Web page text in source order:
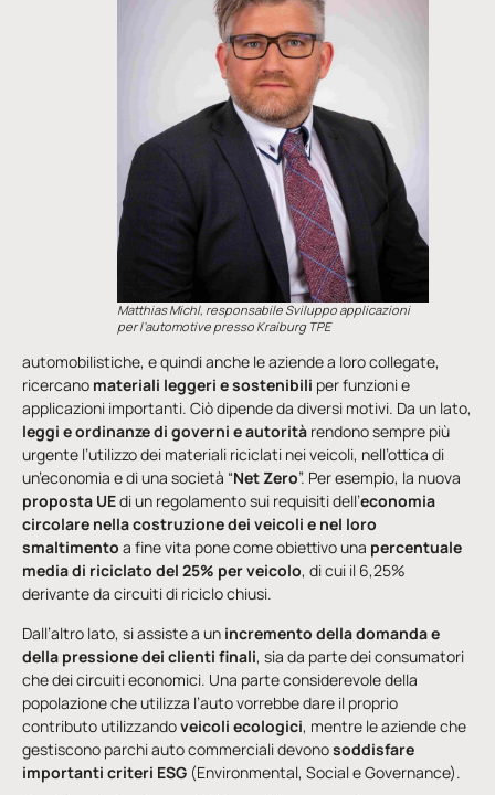
Matthias Michl, responsabile Sviluppo applicazioni
per l’automotive presso Kraiburg TPE
automobilistiche, e quindi anche le aziende a loro collegate,
ricercano materiali leggeri e sostenibili per funzioni e
applicazioni importanti. Ciò dipende da diversi motivi. Da un lato,
leggi e ordinanze di governi e autorità rendono sempre più
urgente l’utilizzo dei materiali riciclati nei veicoli, nell’ottica di
un’economia e di una società “Net Zero”. Per esempio, la nuova
proposta UEdi un regolamento sui requisiti dell’economia
circolare nella costruzione dei veicoli e nel loro
smaltimento a fine vita pone come obiettivo una percentuale
media di riciclato del 25% per veicolo, di cui il 6,25%
derivante da circuiti di riciclo chiusi.
Dall’altro lato, si assiste a un incremento della domanda e
della pressione dei clienti finali, sia da parte dei consumatori
che dei circuiti economici. Una parte considerevole della
popolazione che utilizza l’auto vorrebbe dare il proprio
contributo utilizzandoveicoli ecologici, mentre le aziende che
gestiscono parchi auto commerciali devonosoddisfare
importanti criteri ESG (Environmental, Social e Governance).